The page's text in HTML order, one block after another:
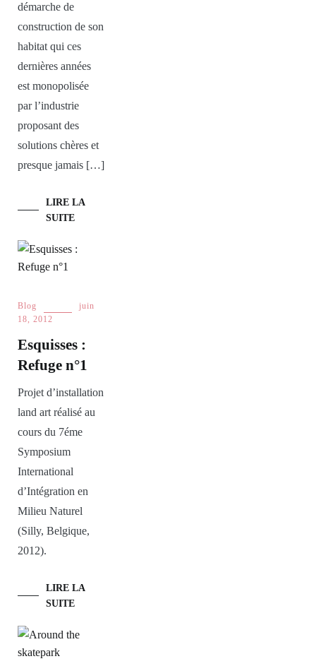
démarche de
construction de son
habitat qui ces
dernières années
est monopolisée
par l’industrie
proposant des
solutions chères et
presque jamais […]
LIRE LA
SUITE
Blog
juin
18, 2012
Esquisses :
Refuge n°1
Projet d’installation
land art réalisé au
cours du 7éme
Symposium
International
d’Intégration en
Milieu Naturel
(Silly, Belgique,
2012).
LIRE LA
SUITE